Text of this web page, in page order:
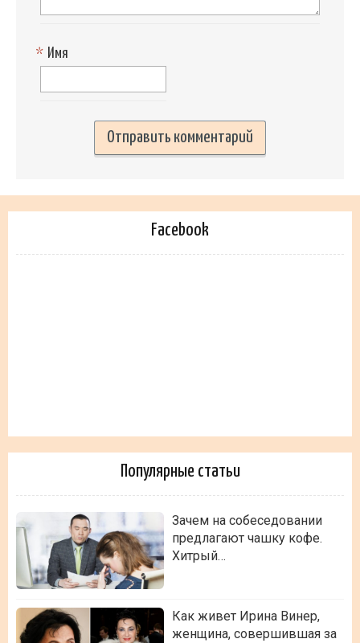
Имя
*
Facebook
Популярные статьи
Зачем на собеседовании
предлагают чашку кофе.
Хитрый…
Как живет Ирина Винер,
женщина, совершившая за